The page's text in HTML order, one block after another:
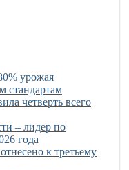
урожая
стандартам
четверть всего
– лидер по
года
к третьему